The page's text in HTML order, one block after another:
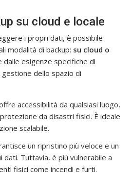
su cloud e locale
i propri dati, è possibile
modalità di backup: su cloud o
dalle esigenze specifiche di
dello spazio di
accessibilità da qualsiasi luogo,
da disastri fisici. È ideale
scalabile.
un ripristino più veloce e un
dati. Tuttavia, è più vulnerabile a
fisici come incendi e furti.